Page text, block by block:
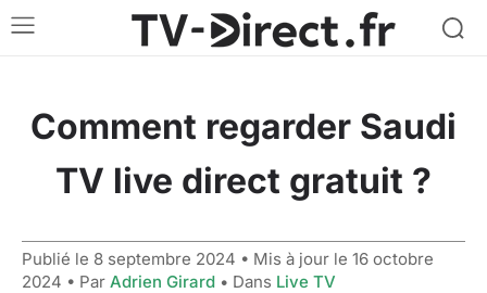
Comment regarder Saudi
TV live direct gratuit ?
Publié le 8 septembre 2024 • Mis à jour le 16 octobre
2024 • Par Adrien Girard • Dans Live TV